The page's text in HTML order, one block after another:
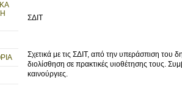
ΣΔΙΤ
Σχετικά με τις ΣΔΙΤ, από την υπεράσπιση του
διολίσθηση σε πρακτικές υιοθέτησης τους.
καινούργιες.